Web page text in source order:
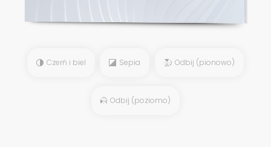
Czerń i biel Sepia Odbij (pionowo)
Odbij (poziomo)